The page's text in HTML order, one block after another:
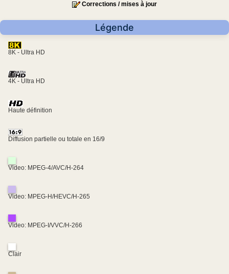
Corrections / mises à jour
Légende
8K - Ultra HD
4K - Ultra HD
Haute définition
Diffusion partielle ou totale en 16/9
Video: MPEG-4/AVC/H-264
Video: MPEG-H/HEVC/H-265
Video: MPEG-I/VVC/H-266
Clair